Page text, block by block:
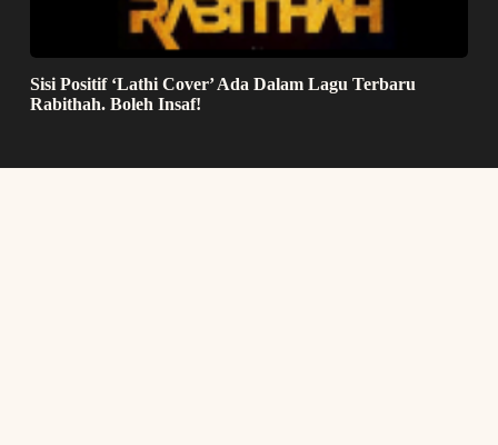
Sisi Positif ‘Lathi Cover’ Ada Dalam Lagu Terbaru
Rabithah. Boleh Insaf!